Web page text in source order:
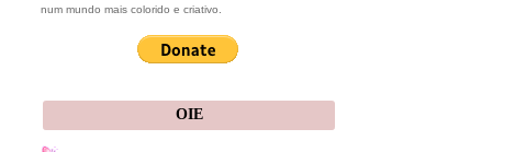
num mundo mais colorido e criativo.
OIE